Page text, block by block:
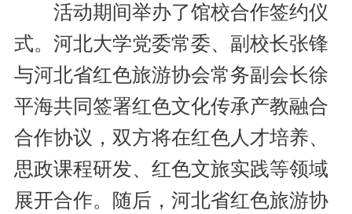
活动期间举办了馆校合作签约仪
式。河北大学党委常委、副校长张锋
与河北省红色旅游协会常务副会长徐
平海共同签署红色文化传承产教融合
合作协议，双方将在红色人才培养、
思政课程研发、红色文旅实践等领域
展开合作。随后，河北省红色旅游协